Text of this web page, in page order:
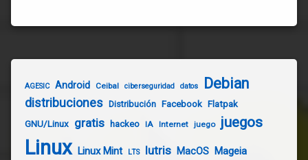
AGESIC Android Ceibal ciberseguridad datos Debian
distribuciones Distribución Facebook Flatpak
GNU/Linux gratis hackeo IA Internet juego juegos
Linux Linux Mint LTS lutris MacOS Mageia